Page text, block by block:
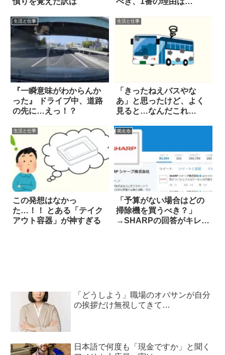
生活と仕事
『一瞬意味がわからんか
った』 ドライブ中、道路
の先に…えっ！？
生活と仕事
「きったねえバスやな
あ」と思ったけど、よく
見ると…なんだこれ
生活と仕事
この発想はなかっ
た…！！ とある「テイク
アウト容器」が神すぎる
笑える
「予算がない場合はどの
掃除機を買うべき？」
→SHARPの回答がキレキ
「どうしよう」職場のオバサンが自分
の挨拶だけ無視してきて…
日本語で何度も「現金ですか」と聞く